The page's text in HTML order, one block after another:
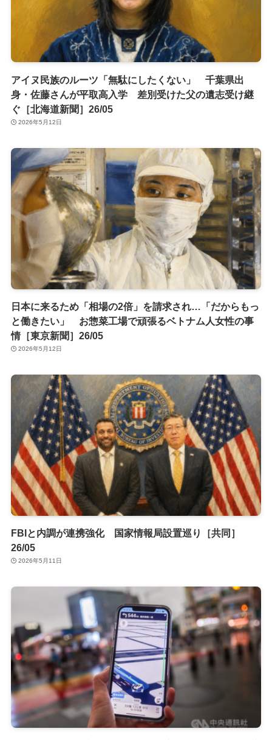
アイヌ民族のルーツ「無駄にしたくない」 千葉県出
身・佐藤さんが平取高入学 差別受けた父の遺志受け継
ぐ［北海道新聞］26/05
2026年5月12日
日本に来るため「相場の2倍」を請求され…「だからもっ
と働きたい」 お惣菜工場で頑張るベトナム人女性の事
情［東京新聞］26/05
2026年5月12日
FBIと内調が連携強化 国家情報局設置巡り［共同］
26/05
2026年5月11日